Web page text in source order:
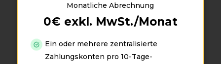
Monatliche Abrechnung
0€ exkl. MwSt./Monat
Ein oder mehrere zentralisierte
Zahlungskonten pro 10-Tage-